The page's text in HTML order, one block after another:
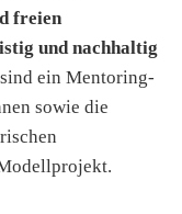
freien
und nachhaltig
ein Mentoring-
sowie die